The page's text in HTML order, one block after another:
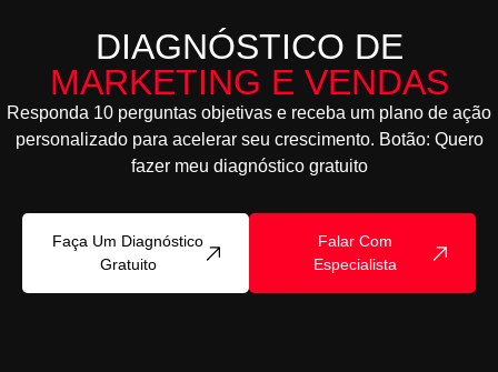
DIAGNÓSTICO DE
MARKETING E VENDAS
Responda 10 perguntas objetivas e receba um plano de ação
personalizado para acelerar seu crescimento. Botão: Quero
fazer meu diagnóstico gratuito
Faça Um Diagnóstico
Gratuito
Falar Com
Especialista